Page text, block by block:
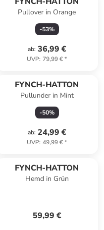
Pullover in Orange
-53%
ab: 36,99 €
UVP: 79,99 €*
FYNCH-HATTON
Pullunder in Mint
-50%
ab: 24,99 €
UVP: 49,99 €*
FYNCH-HATTON
Hemd in Grün
59,99 €